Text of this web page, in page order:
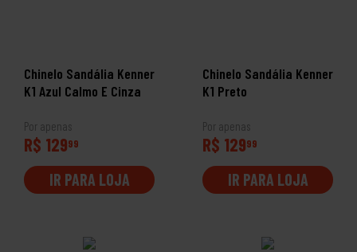
Chinelo Sandália Kenner
K1 Azul Calmo E Cinza
Por apenas
R$ 12999
IR PARA LOJA
Chinelo Sandália Kenner
K1 Preto
Por apenas
R$ 12999
IR PARA LOJA